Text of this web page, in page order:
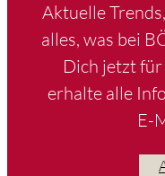
Aktuelle
alles, was bei
Dich jetzt
erhalte alle
E-